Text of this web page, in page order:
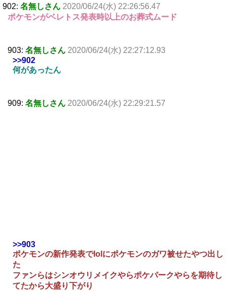
902: 名無しさん 2020/06/24(水) 22:26:56.47
ポケモンがベレトス発表時以上のお葬式ムード
903: 名無しさん 2020/06/24(水) 22:27:12.93
>>902
何があったん
909: 名無しさん 2020/06/24(水) 22:29:21.57
>>903
ポケモンの新作発表でlolにポケモンのガワ被せたやつ出し
た
ファンらはシンオウリメイクやらポケパークやらを期待し
てたから大盛り下がり